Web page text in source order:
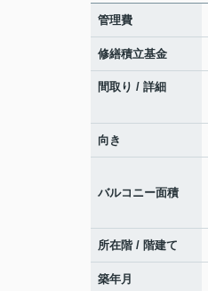
管理費
修繕積立基金
間取り / 詳細
向き
バルコニー面積
所在階 / 階建て
築年月